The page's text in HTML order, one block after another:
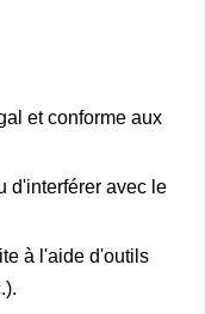
et conforme aux
d'interférer avec le
à l'aide d'outils